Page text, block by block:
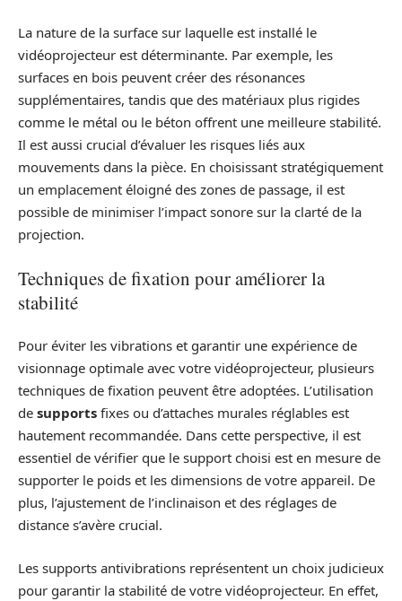
La nature de la surface sur laquelle est installé le
vidéoprojecteur est déterminante. Par exemple, les
surfaces en bois peuvent créer des résonances
supplémentaires, tandis que des matériaux plus rigides
comme le métal ou le béton offrent une meilleure stabilité.
Il est aussi crucial d’évaluer les risques liés aux
mouvements dans la pièce. En choisissant stratégiquement
un emplacement éloigné des zones de passage, il est
possible de minimiser l’impact sonore sur la clarté de la
projection.
Techniques de fixation pour améliorer la
stabilité
Pour éviter les vibrations et garantir une expérience de
visionnage optimale avec votre vidéoprojecteur, plusieurs
techniques de fixation peuvent être adoptées. L’utilisation
de supports fixes ou d’attaches murales réglables est
hautement recommandée. Dans cette perspective, il est
essentiel de vérifier que le support choisi est en mesure de
supporter le poids et les dimensions de votre appareil. De
plus, l’ajustement de l’inclinaison et des réglages de
distance s’avère crucial.
Les supports antivibrations représentent un choix judicieux
pour garantir la stabilité de votre vidéoprojecteur. En effet,